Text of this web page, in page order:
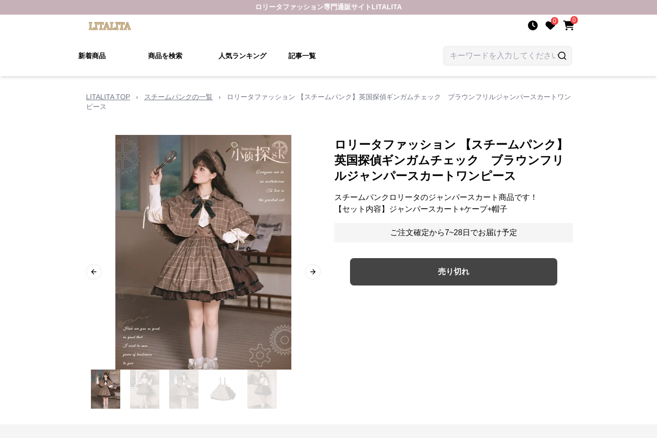
ロリータファッション専門通販サイト LITALITA
0 0
新着商品 商品を検索 人気ランキング 記事一覧
LITALITA TOP › スチームパンクの一覧 ›
ロリータファッション 【スチームパンク】英国探偵ギンガムチェック ブラウンフリルジャンパースカートワン
ピース
Previous slide Next slide
ロリータファッション 【スチームパンク】
英国探偵ギンガムチェック ブラウンフリ
ルジャンパースカートワンピース
スチームパンクロリータのジャンパースカート商品です！
【セット内容】ジャンパースカート+ケープ+帽子
ご注文確定から7~28日でお届け予定
売り切れ